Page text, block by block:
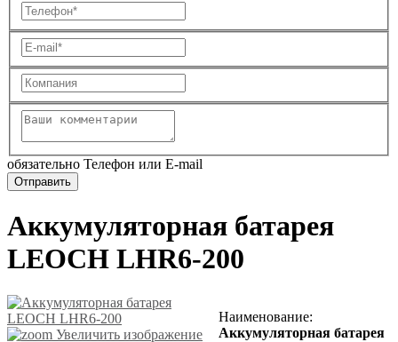
обязательно Телефон или E-mail
Аккумуляторная батарея
LEOCH LHR6-200
Увеличить изображение
Наименование:
Аккумуляторная батарея